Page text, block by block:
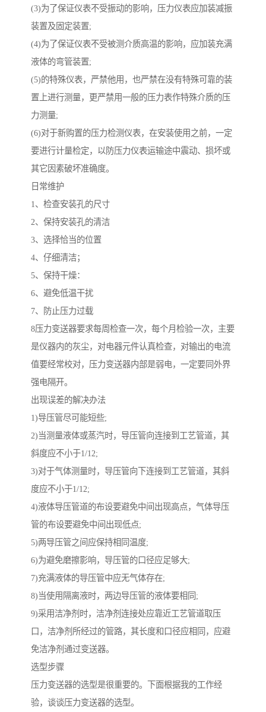
(3)为了保证仪表不受振动的影响，压力仪表应加装减振
装置及固定装置;
(4)为了保证仪表不受被测介质高温的影响，应加装充满
液体的弯管装置;
(5)的特殊仪表，严禁他用，也严禁在没有特殊可靠的装
置上进行测量，更严禁用一般的压力表作特殊介质的压
力测量;
(6)对于新购置的压力检测仪表，在安装使用之前，一定
要进行计量检定，以防压力仪表运输途中震动、损坏或
其它因素破坏准确度。
日常维护
1、检查安装孔的尺寸
2、保持安装孔的清洁
3、选择恰当的位置
4、仔细清洁；
5、保持干燥：
6、避免低温干扰
7、防止压力过载
8压力变送器要求每周检查一次，每个月检验一次，主要
是仪器内的灰尘，对电器元件认真检查，对输出的电流
值要经常校对，压力变送器内部是弱电，一定要同外界
强电隔开。
出现误差的解决办法
1)导压管尽可能短些;
2)当测量液体或蒸汽时，导压管向连接到工艺管道，其
斜度应不小于1/12;
3)对于气体测量时，导压管向下连接到工艺管道，其斜
度应不小于1/12;
4)液体导压管道的布设要避免中间出现高点，气体导压
管的布设要避免中间出现低点;
5)两导压管之间应保持相同温度;
6)为避免磨擦影响，导压管的口径应足够大;
7)充满液体的导压管中应无气体存在;
8)当使用隔离液时，两边导压管的液体要相同;
9)采用洁净剂时，洁净剂连接处应靠近工艺管道取压
口，洁净剂所经过的管路，其长度和口径应相同，应避
免洁净剂通过变送器。
选型步骤
压力变送器的选型是很重要的。下面根据我的工作经
验，谈谈压力变送器的选型。